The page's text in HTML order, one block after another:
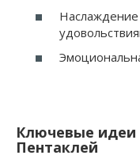
Ключевые идеи
Пентаклей